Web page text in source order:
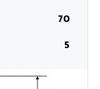
70
5